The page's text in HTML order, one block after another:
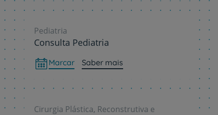
Pediatria
Consulta Pediatria
Marcar Saber mais
Cirurgia Plástica, Reconstrutiva e